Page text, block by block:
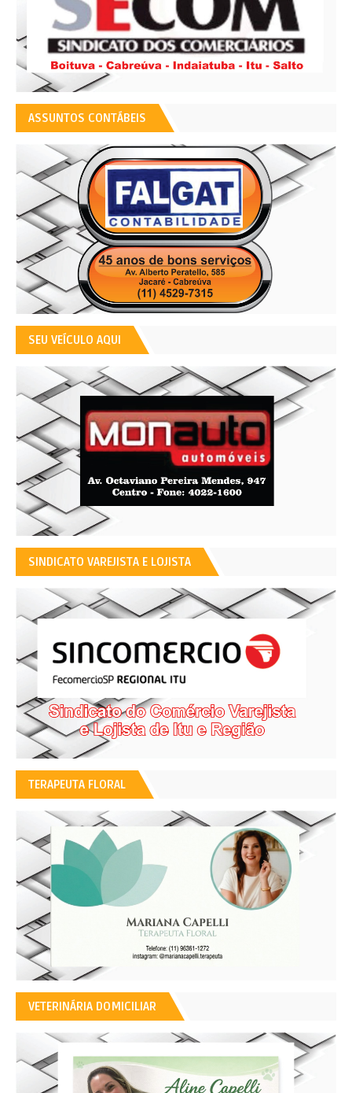
ASSUNTOS CONTÁBEIS
SEU VEÍCULO AQUI
SINDICATO VAREJISTA E LOJISTA
TERAPEUTA FLORAL
VETERINÁRIA DOMICILIAR